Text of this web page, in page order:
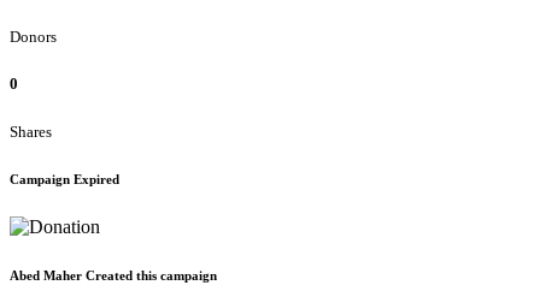
Donors
0
Shares
Campaign Expired
Abed Maher Created this campaign